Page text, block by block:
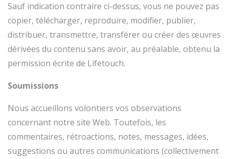
Sauf indication contraire ci-dessus, vous ne pouvez pas
copier, télécharger, reproduire, modifier, publier,
distribuer, transmettre, transférer ou créer des œuvres
dérivées du contenu sans avoir, au préalable, obtenu la
permission écrite de Lifetouch.
Soumissions
Nous accueillons volontiers vos observations
concernant notre site Web. Toutefois, les
commentaires, rétroactions, notes, messages, idées,
suggestions ou autres communications (collectivement